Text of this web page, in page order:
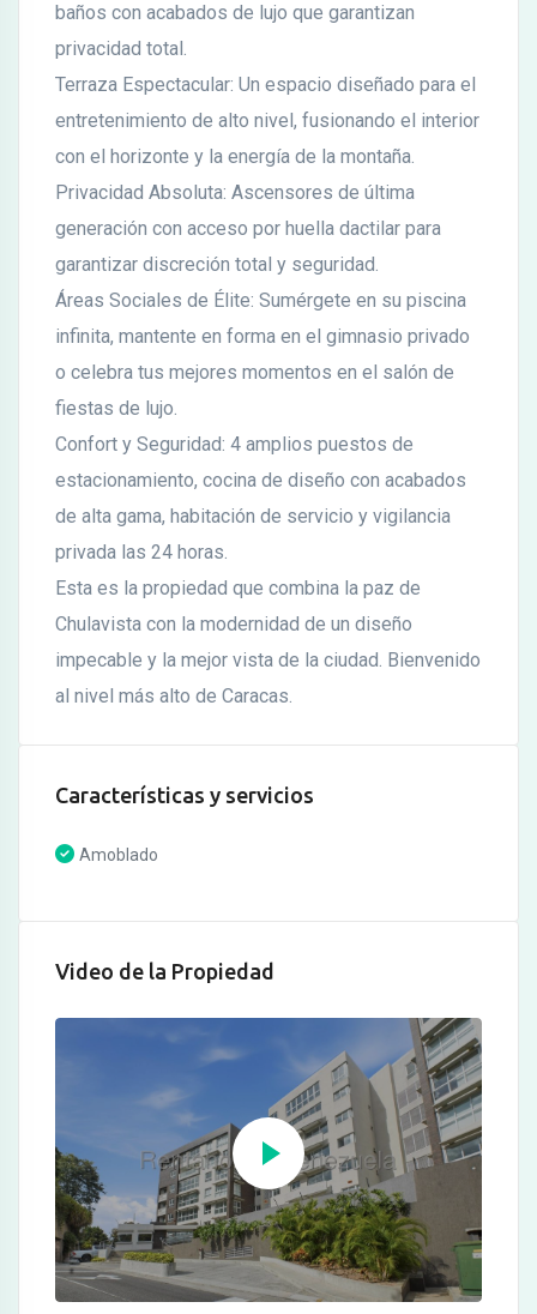
baños con acabados de lujo que garantizan
privacidad total.
Terraza Espectacular: Un espacio diseñado para el
entretenimiento de alto nivel, fusionando el interior
con el horizonte y la energía de la montaña.
Privacidad Absoluta: Ascensores de última
generación con acceso por huella dactilar para
garantizar discreción total y seguridad.
Áreas Sociales de Élite: Sumérgete en su piscina
infinita, mantente en forma en el gimnasio privado
o celebra tus mejores momentos en el salón de
fiestas de lujo.
Confort y Seguridad: 4 amplios puestos de
estacionamiento, cocina de diseño con acabados
de alta gama, habitación de servicio y vigilancia
privada las 24 horas.
Esta es la propiedad que combina la paz de
Chulavista con la modernidad de un diseño
impecable y la mejor vista de la ciudad. Bienvenido
al nivel más alto de Caracas.
Características y servicios
Amoblado
Video de la Propiedad